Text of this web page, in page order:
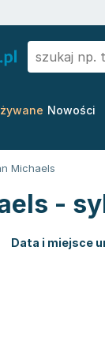
Nowości
Michaels
-
Data i miejsce